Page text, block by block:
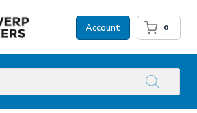
Account 0